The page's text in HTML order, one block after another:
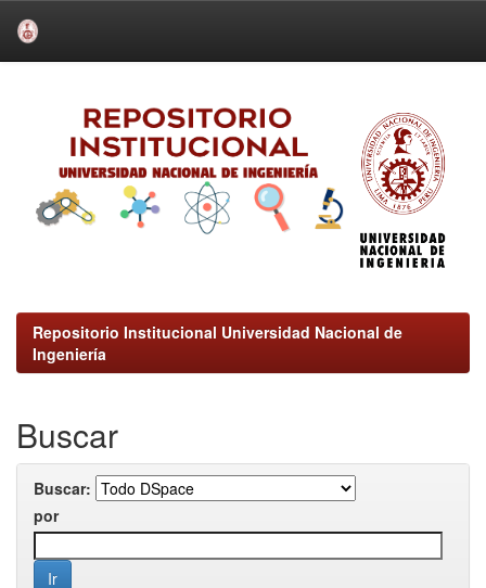
Repositorio Institucional Universidad Nacional de
Ingeniería
Buscar
Buscar:
por